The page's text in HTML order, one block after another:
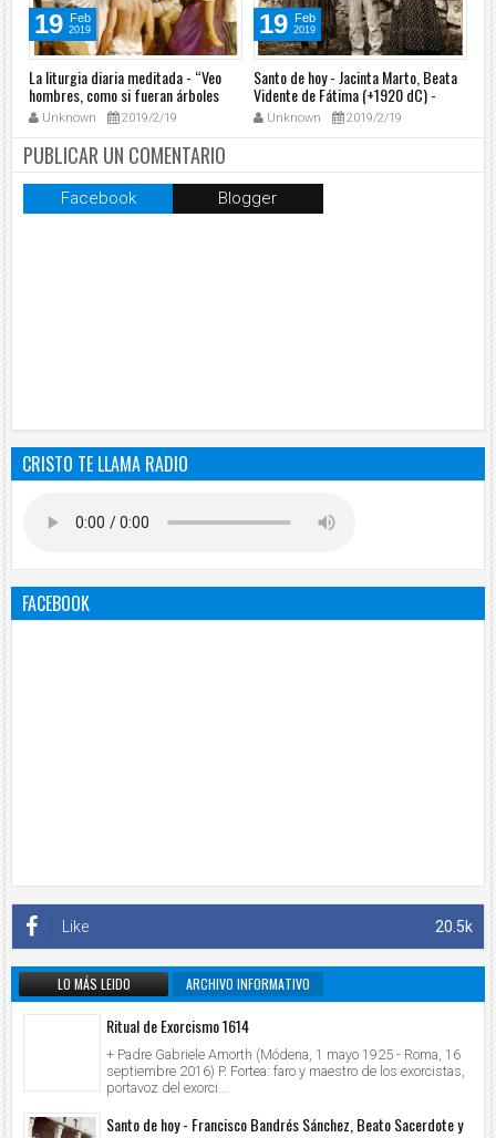
19 Feb
2019
La liturgia diaria meditada - “Veo
hombres, como si fueran árboles
que caminan” (Mc 8, 22-26) 20/02
Unknown 2019/2/19
19 Feb
2019
Santo de hoy - Jacinta Marto, Beata
Vidente de Fátima (+1920 dC) -
20/02
Unknown 2019/2/19
PUBLICAR UN COMENTARIO
Facebook Blogger
CRISTO TE LLAMA RADIO
FACEBOOK
20.5k
Like
LO MÁS LEIDO ARCHIVO INFORMATIVO
Ritual de Exorcismo 1614
+ Padre Gabriele Amorth (Módena, 1 mayo 1925 - Roma, 16
septiembre 2016) P. Fortea: faro y maestro de los exorcistas,
portavoz del exorci...
Santo de hoy - Francisco Bandrés Sánchez, Beato Sacerdote y